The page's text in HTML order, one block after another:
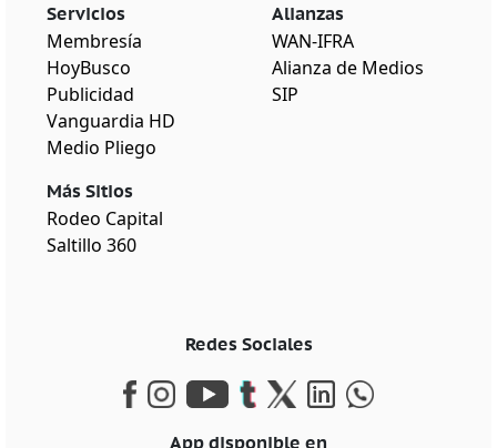
Servicios
Membresía
HoyBusco
Publicidad
Vanguardia HD
Medio Pliego
Más Sitios
Rodeo Capital
Saltillo 360
Alianzas
WAN-IFRA
Alianza de Medios
SIP
Redes Sociales
App disponible en